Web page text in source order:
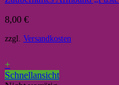
8,00 €
zzgl. Versandkosten
+
Schnellansicht